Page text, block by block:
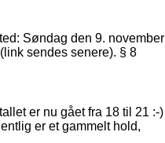
Søndag den 9. november
sendes senere). § 8
er nu gået fra 18 til 21 :-)
er et gammelt hold,